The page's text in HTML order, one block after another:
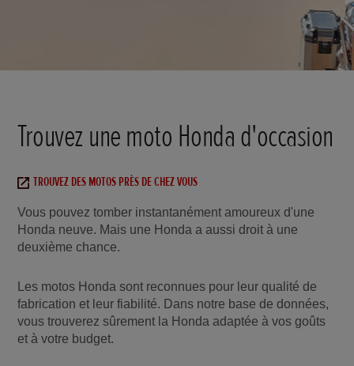
Trouvez une moto Honda d'occasion
TROUVEZ DES MOTOS PRÈS DE CHEZ VOUS
Vous pouvez tomber instantanément amoureux d'une
Honda neuve. Mais une Honda a aussi droit à une
deuxième chance.
Les motos Honda sont reconnues pour leur qualité de
fabrication et leur fiabilité. Dans notre base de données,
vous trouverez sûrement la Honda adaptée à vos goûts
et à votre budget.